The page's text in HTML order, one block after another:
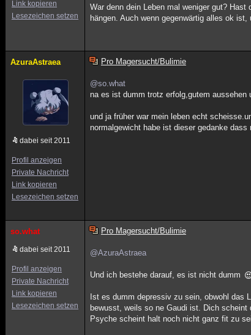
Link kopieren
Lesezeichen setzen
War denn dein Leben mal weniger gut?
hängen. Auch wenn gegenwärtig alles ok
AzuraAstraea
dabei seit 2011
Profil anzeigen
Private Nachricht
Link kopieren
Lesezeichen setzen
Pro Magersucht/Bulimie
@so.what
na es ist dumm trotz erfolg,gutem
und ja früher war mein leben echt
normalgewicht habe ist dieser gedanke
so.what
dabei seit 2011
Profil anzeigen
Private Nachricht
Link kopieren
Lesezeichen setzen
Pro Magersucht/Bulimie
@AzuraAstraea
Und ich bestehe darauf, es ist nicht dumm
Ist es dumm depressiv zu sein, obwohl das
bewusst, weils so ne Gaudi ist. Dich
Psyche scheint halt noch nicht ganz fit zu